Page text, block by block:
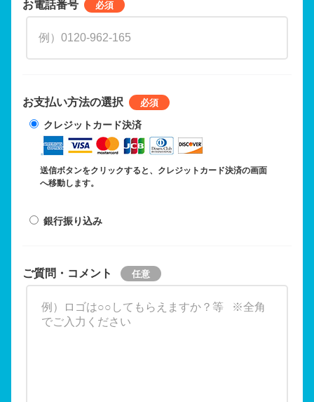
お電話番号
お支払い方法の選択
クレジットカード決済
送信ボタンをクリックすると、クレジットカード決済の画面
へ移動します。
銀行振り込み
ご質問・コメント